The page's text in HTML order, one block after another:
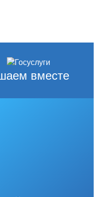
вместе